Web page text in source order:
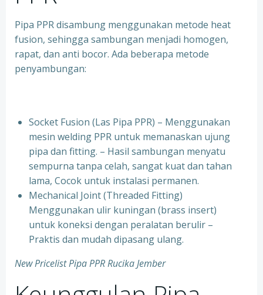
Pipa PPR disambung menggunakan metode heat
fusion, sehingga sambungan menjadi homogen,
rapat, dan anti bocor. Ada beberapa metode
penyambungan:
Socket Fusion (Las Pipa PPR) – Menggunakan
mesin welding PPR untuk memanaskan ujung
pipa dan fitting. – Hasil sambungan menyatu
sempurna tanpa celah, sangat kuat dan tahan
lama, Cocok untuk instalasi permanen.
⁠Mechanical Joint (Threaded Fitting)
Menggunakan ulir kuningan (brass insert)
untuk koneksi dengan peralatan berulir –
Praktis dan mudah dipasang ulang.
New Pricelist Pipa PPR Rucika Jember